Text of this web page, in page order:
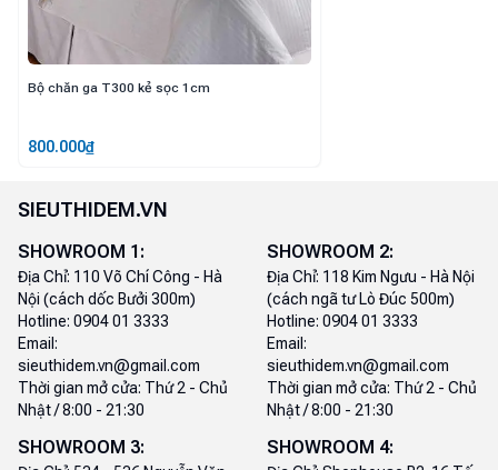
Bộ chăn ga T300 kẻ sọc 1cm
800.000₫
SIEUTHIDEM.VN
SHOWROOM 1 :
Địa Chỉ: 110 Võ Chí Công - Hà
Nội (cách dốc Bưởi 300m)
Hotline: 0904 01 3333
Email:
sieuthidem.vn@gmail.com
Thời gian mở cửa: Thứ 2 - Chủ
Nhật / 8:00 - 21:30
SHOWROOM 2:
Địa Chỉ: 118 Kim Ngưu - Hà Nội
(cách ngã tư Lò Đúc 500m)
Hotline: 0904 01 3333
Email:
sieuthidem.vn@gmail.com
Thời gian mở cửa: Thứ 2 - Chủ
Nhật / 8:00 - 21:30
SHOWROOM 3: SHOWROOM 4: